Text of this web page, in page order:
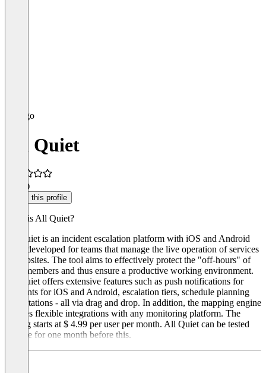
All Quiet
(2)
Claim this profile
What is All Quiet?
All Quiet is an incident escalation platform with iOS and Android
apps, developed for teams that manage the live operation of services
or websites. The tool aims to effectively protect the "off-hours" of
team members and thus ensure a productive working environment.
All Quiet offers extensive features such as push notifications for
incidents for iOS and Android, escalation tiers, schedule planning
and rotations - all via drag and drop. In addition, the mapping engine
enables flexible integrations with any monitoring platform. The
pricing starts at $ 4.99 per user per month. All Quiet can be tested
for free for one month before this.